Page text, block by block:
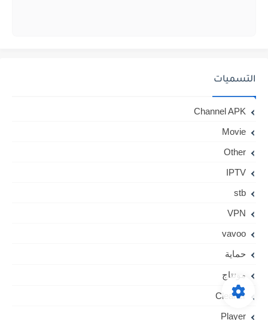
التسميات
Channel APK
Movie
Other
IPTV
stb
VPN
vavoo
حماية
مونتاج
Cleaner
Player